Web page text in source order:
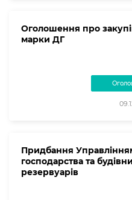
Оголошення про
марки ДГ
Придбання
господарства та
резервуарів